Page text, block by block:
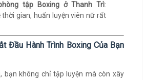
tập Boxing ở Thanh Trì:
thời gian, huấn luyện viên nữ rất
Đầu Hành Trình Boxing Của Bạn
bạn không chỉ tập luyện mà còn xây